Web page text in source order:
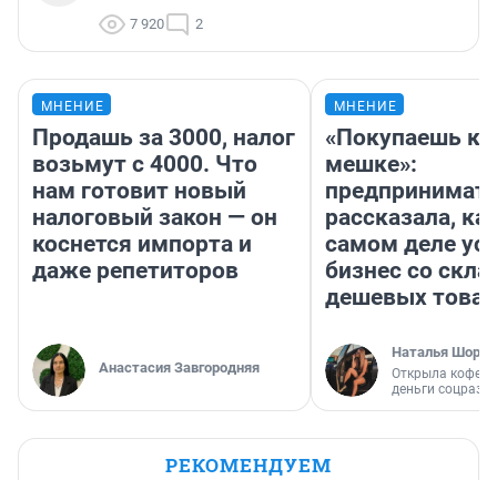
7 920 2
МНЕНИЕ
Продашь за 3000, налог
возьмут с 4000. Что
нам готовит новый
налоговый закон — он
коснется импорта и
даже репетиторов
Анастасия Завгородняя
МНЕНИЕ
«Покупаешь
мешке»:
рассказала,
самом деле
бизнес со
дешевых
Наталья
Открыла
деньги
РЕКОМЕНДУЕМ